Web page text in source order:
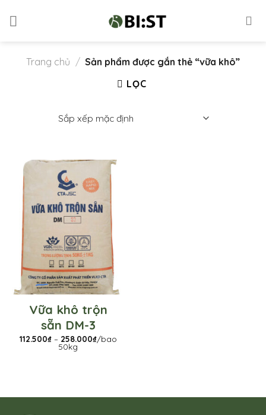
Trang chủ / Sản phẩm được gắn thẻ “vữa khô”
LỌC
Vữa khô trộn
sẵn DM-3
112.500₫ – 258.000₫Khoảng
giá:
/bao
50kg